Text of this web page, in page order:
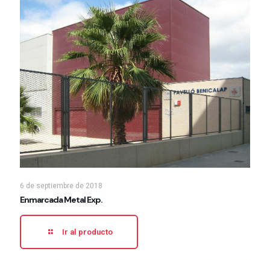
6 de septiembre de 2018
Enmarcada Metal Exp.
Ir al producto